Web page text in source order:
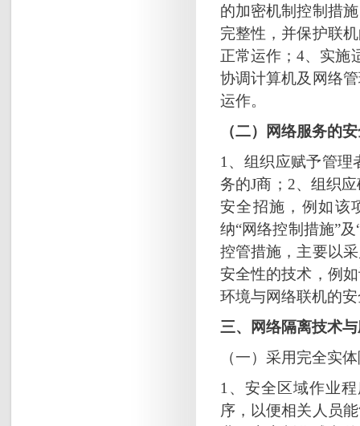
的加密机制控制措
完整性，并保护联
正常运作；4、实施
协调计算机及网络
运作。
（二）网络服务的
1、组织应赋予管理
务的J商；2、组织
安全招施，例如该
纳“网络控制措施”
控管措施，主要以
安全性的技术，例
环境与网络联机的
三、网络隔离技术
（一）采用完全实
1、安全区域作业
序，以便相关人员